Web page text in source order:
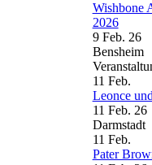
Wishbone
2026
9 Feb. 26
Bensheim
11 Feb.
Leonce
11 Feb. 26
Darmstadt
11 Feb.
Pater